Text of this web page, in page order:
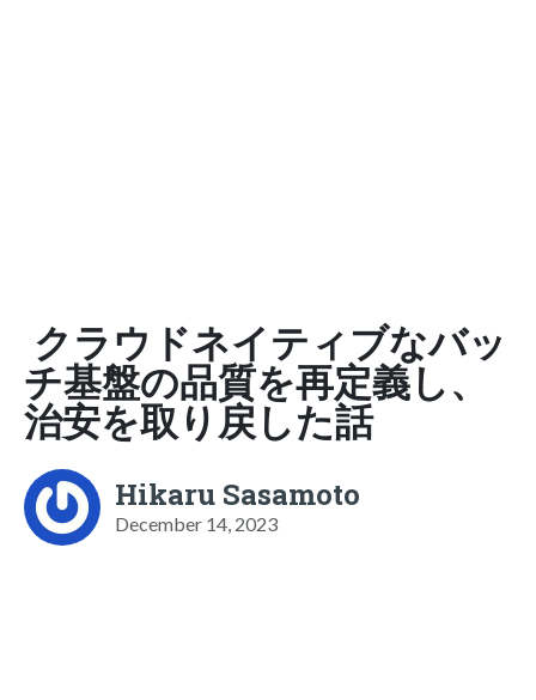
クラウドネイティブなバッ
チ基盤の品質を再定義し、
治安を取り戻した話
Hikaru Sasamoto
December 14, 2023